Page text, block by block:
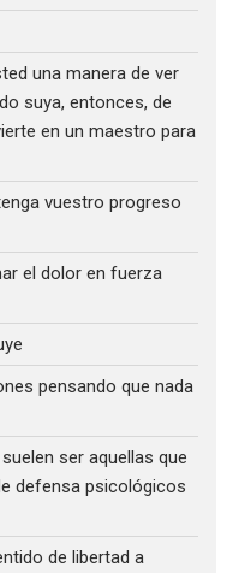
una manera de ver
suya, entonces, de
en un maestro para
vuestro progreso
el dolor en fuerza
pensando que nada
ser aquellas que
defensa psicológicos
de libertad a